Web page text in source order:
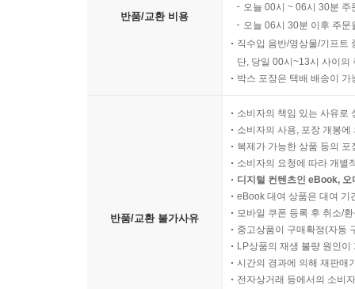
반품/교환 비용
오늘 00시 ~ 06시 30분
오늘 06시 30분 이후 주
직수입 음반/영상물/기프트
단, 당일 00시~13시 사이의
박스 포장은 택배 배송이
반품/교환 불가사유
소비자의 책임 있는 사유로
소비자의 사용, 포장 개봉
복제가 가능한 상품 등의
소비자의 요청에 따라 개별
디지털 컨텐츠인 eBook,
eBook 대여 상품은 대여 기
모바일 쿠폰 등록 후 취소/
중고상품이 구매확정(자동
LP상품의 재생 불량 원인
시간의 경과에 의해 재판매
전자상거래 등에서의 소비